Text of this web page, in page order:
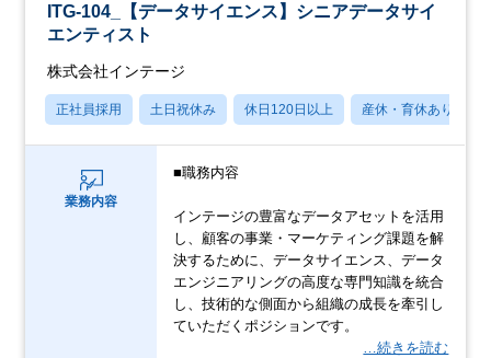
ITG-104_【データサイエンス】シニアデータサイ
エンティスト
株式会社インテージ
正社員採用 土日祝休み 休日120日以上 産休・育休あり
業務内容
■職務内容
インテージの豊富なデータアセットを活用
し、顧客の事業・マーケティング課題を解
決するために、データサイエンス、データ
エンジニアリングの高度な専門知識を統合
し、技術的な側面から組織の成長を牽引し
ていただくポジションです。
…続きを読む